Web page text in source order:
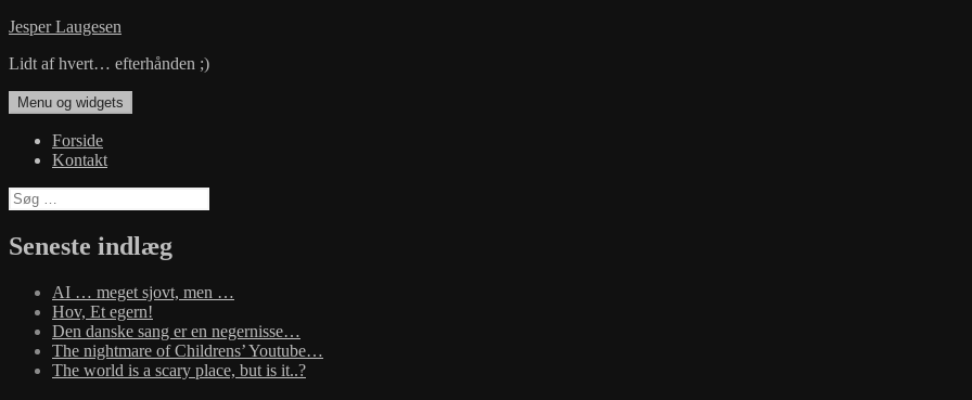
Hop
indhold
Jesper Laugesen
Lidt af hvert… efterhånden ;)
Menu og widgets
Forside
Kontakt
Søg
efter:
Seneste indlæg
AI … meget sjovt, men …
Hov, Et egern!
Den danske sang er en negernisse…
The nightmare of Childrens’ Youtube…
The world is a scary place, but is it..?